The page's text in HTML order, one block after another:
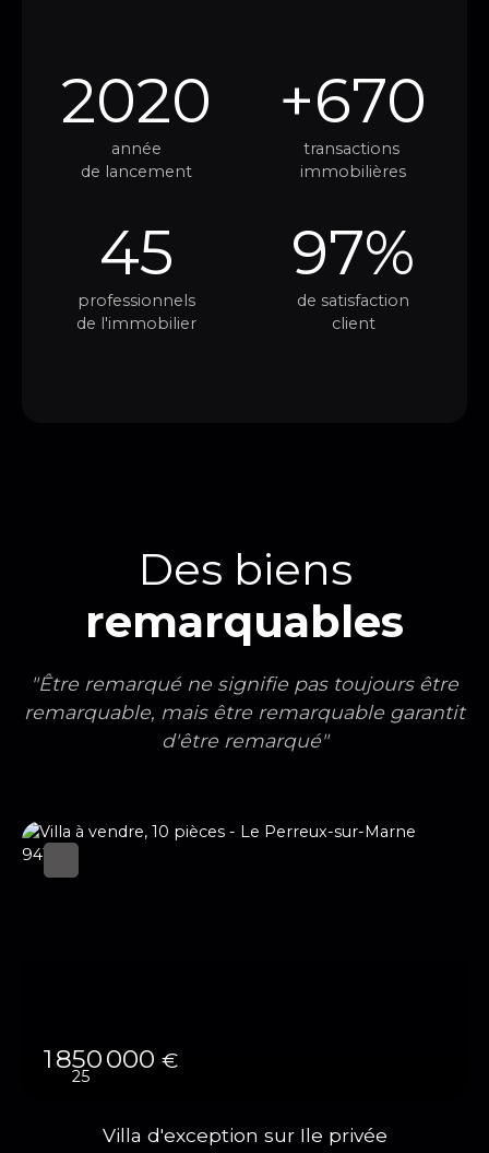
2020
année
de lancement
+670
transactions
immobilières
45
professionnels
de l'immobilier
97%
de satisfaction
client
Des biens
remarquables
"Être remarqué ne signifie pas toujours être
remarquable, mais être remarquable garantit
d'être remarqué"
1 850 000 €
25
Villa d'exception sur Ile privée